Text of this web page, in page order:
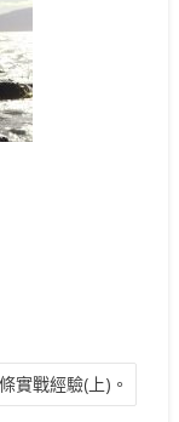
實戰經驗(上)。